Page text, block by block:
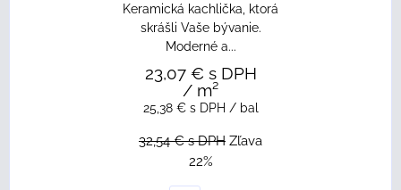
Keramická kachlička, ktorá
skrášli Vaše bývanie.
Moderné a...
23,07 € s DPH
/ m²
25,38 € s DPH / bal
32,54 €s DPH Zľava
22%